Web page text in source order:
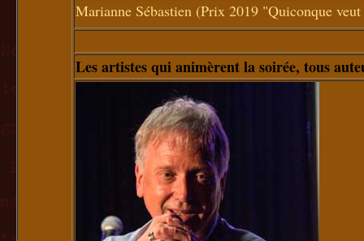
Marianne Sébastien (Prix 2019 "Quiconque
Les artistes qui animèrent la soirée, tous